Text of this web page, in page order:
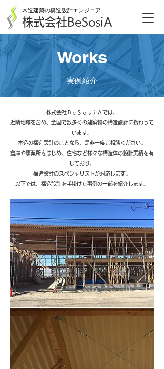
木造建築の構造設計エンジニア
株式会社BeSosiA
Works
実例紹介
株式会社ＢｅＳｏｓｉＡでは、
近隣地域を含め、全国で数多くの建築物の構造設計に携わって
います。
木造の構造設計のことなら、是非一度ご相談ください。
倉庫や事業所をはじめ、住宅など様々な構造体の設計実績を有
しており、
構造設計のスペシャリストが対応します。
以下では、 構造設計を手掛けた事例の一部を紹介します。